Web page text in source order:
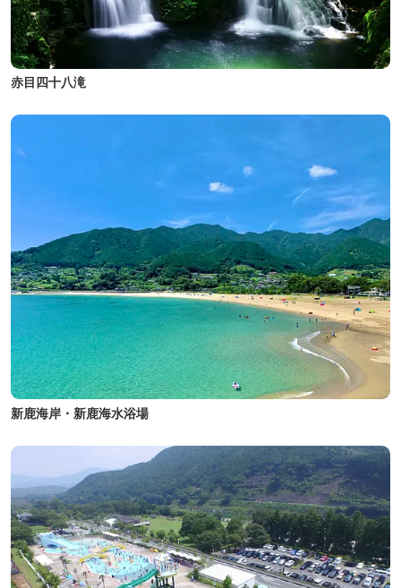
赤目四十八滝
新鹿海岸・新鹿海水浴場